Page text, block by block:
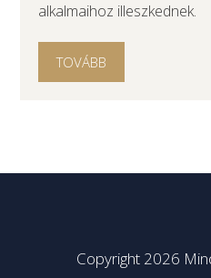
alkalmaihoz illeszkednek.
TOVÁBB
Copyright 2026